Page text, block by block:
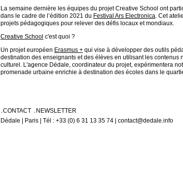
La semaine dernière les équipes du projet Creative School ont
dans le cadre de l’édition 2021 du Festival Ars Electronica. Cet
projets pédagogiques pour relever des défis locaux et mondiaux.
Creative School c'est quoi ?
Un projet européen Erasmus + qui vise à développer des outils
destination des enseignants et des élèves en utilisant les contenus
culturel. L'agence Dédale, coordinateur du projet, expérimentera
promenade urbaine enrichie à destination des écoles dans le
CONTACT NEWSLETTER
Dédale | Paris | Tél : +33 (0) 6 31 13 35 74 | contact@dedale.info